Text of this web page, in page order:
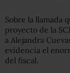
Sobre la llamada
proyecto de la
a Alejandra
evidencia el
del fiscal.